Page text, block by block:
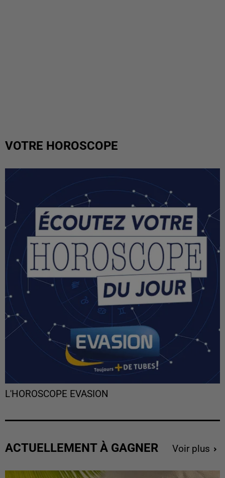
VOTRE HOROSCOPE
L'HOROSCOPE EVASION
ACTUELLEMENT À GAGNER Voir plus